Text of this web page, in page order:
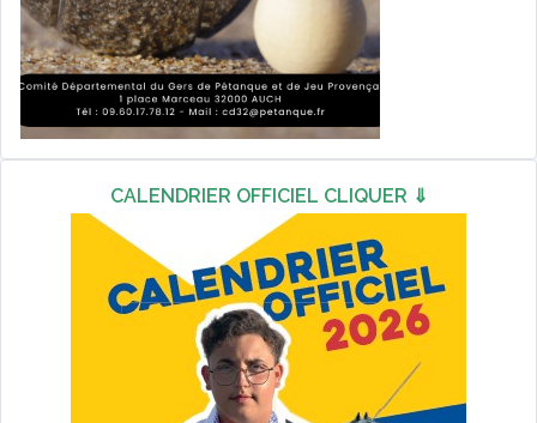
CALENDRIER OFFICIEL CLIQUER ⇓